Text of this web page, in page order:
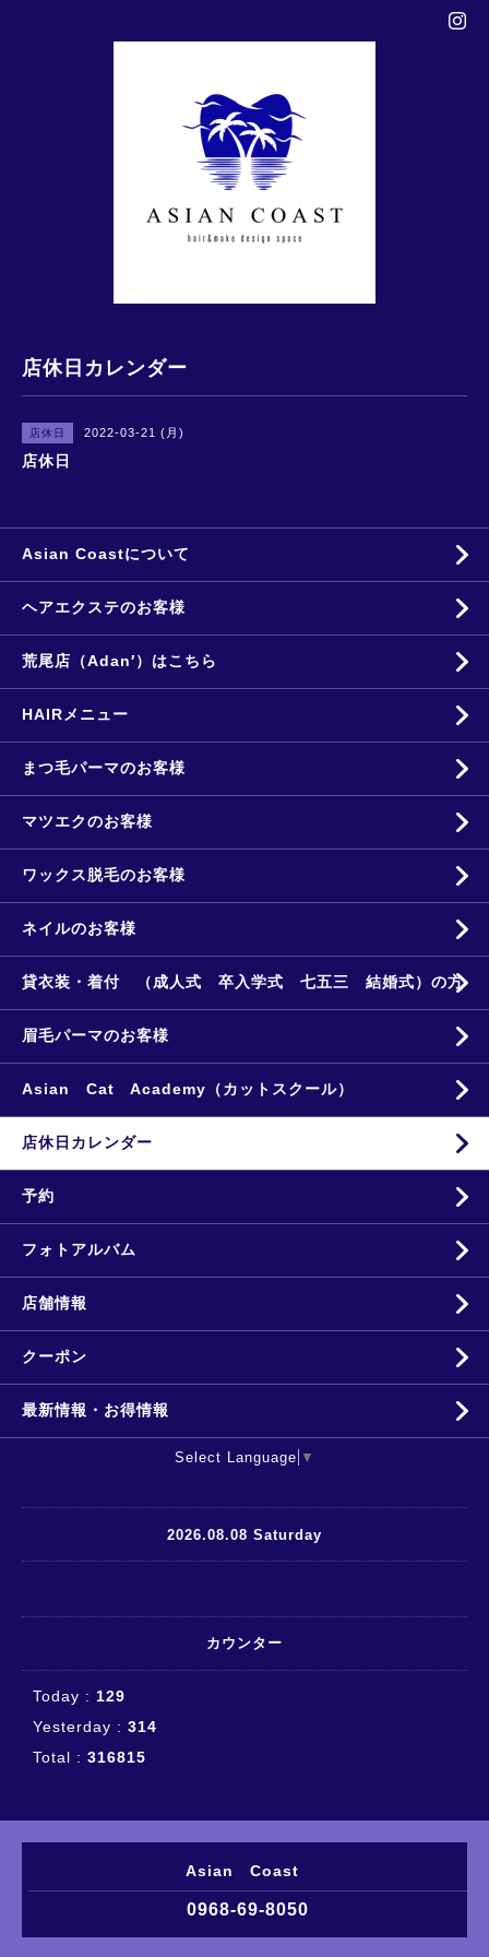
店休日カレンダー
店休日 2022-03-21 (月)
店休日
Asian Coastについて
ヘアエクステのお客様
荒尾店（Adan′）はこちら
HAIRメニュー
まつ毛パーマのお客様
マツエクのお客様
ワックス脱毛のお客様
ネイルのお客様
貸衣装・着付 （成人式 卒入学式 七五三 結婚式）の方
眉毛パーマのお客様
Asian Cat Academy（カットスクール）
店休日カレンダー
予約
フォトアルバム
店舗情報
クーポン
最新情報・お得情報
Select Language ▼
2026.08.08 Saturday
カウンター
Today : 129
Yesterday : 314
Total : 316815
Asian Coast
0968-69-8050